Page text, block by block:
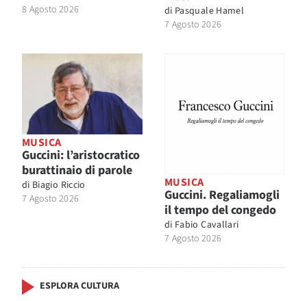
8 Agosto 2026
di Pasquale Hamel
7 Agosto 2026
MUSICA
Guccini: l’aristocratico
burattinaio di parole
di Biagio Riccio
7 Agosto 2026
MUSICA
Guccini. Regaliamogli
il tempo del congedo
di Fabio Cavallari
7 Agosto 2026
ESPLORA CULTURA